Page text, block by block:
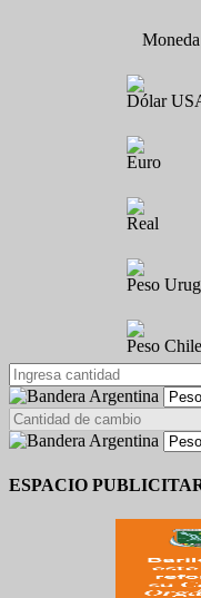
Moneda
Dólar
Euro
Real
Peso
Peso
ESPACIO